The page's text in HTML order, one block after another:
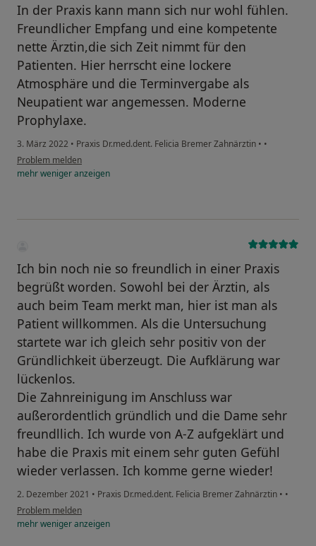
In der Praxis kann mann sich nur wohl fühlen.
Freundlicher Empfang und eine kompetente
nette Ärztin,die sich Zeit nimmt für den
Patienten. Hier herrscht eine lockere
Atmosphäre und die Terminvergabe als
Neupatient war angemessen. Moderne
Prophylaxe.
3. März 2022 • Praxis Dr.med.dent. Felicia Bremer Zahnärztin • •
Problem melden
mehrwenigeranzeigen
Ich bin noch nie so freundlich in einer Praxis
begrüßt worden. Sowohl bei der Ärztin, als
auch beim Team merkt man, hier ist man als
Patient willkommen. Als die Untersuchung
startete war ich gleich sehr positiv von der
Gründlichkeit überzeugt. Die Aufklärung war
lückenlos.
Die Zahnreinigung im Anschluss war
außerordentlich gründlich und die Dame sehr
freundllich. Ich wurde von A-Z aufgeklärt und
habe die Praxis mit einem sehr guten Gefühl
wieder verlassen. Ich komme gerne wieder!
2. Dezember 2021 • Praxis Dr.med.dent. Felicia Bremer Zahnärztin • •
Problem melden
mehrwenigeranzeigen